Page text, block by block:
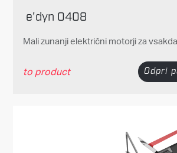
e'dyn 0408
Mali zunanji električni motorji za
to product Odpri